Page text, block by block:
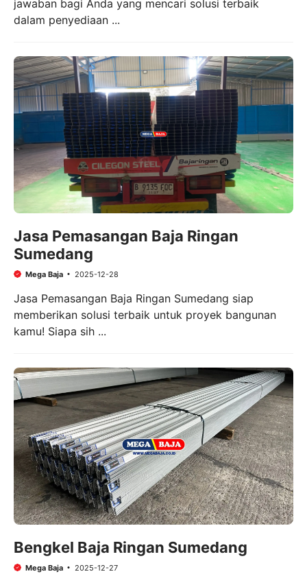
jawaban bagi Anda yang mencari solusi terbaik
dalam penyediaan ...
Jasa Pemasangan Baja Ringan
Sumedang
Mega Baja 2025-12-28
Jasa Pemasangan Baja Ringan Sumedang siap
memberikan solusi terbaik untuk proyek bangunan
kamu! Siapa sih ...
Bengkel Baja Ringan Sumedang
Mega Baja 2025-12-27